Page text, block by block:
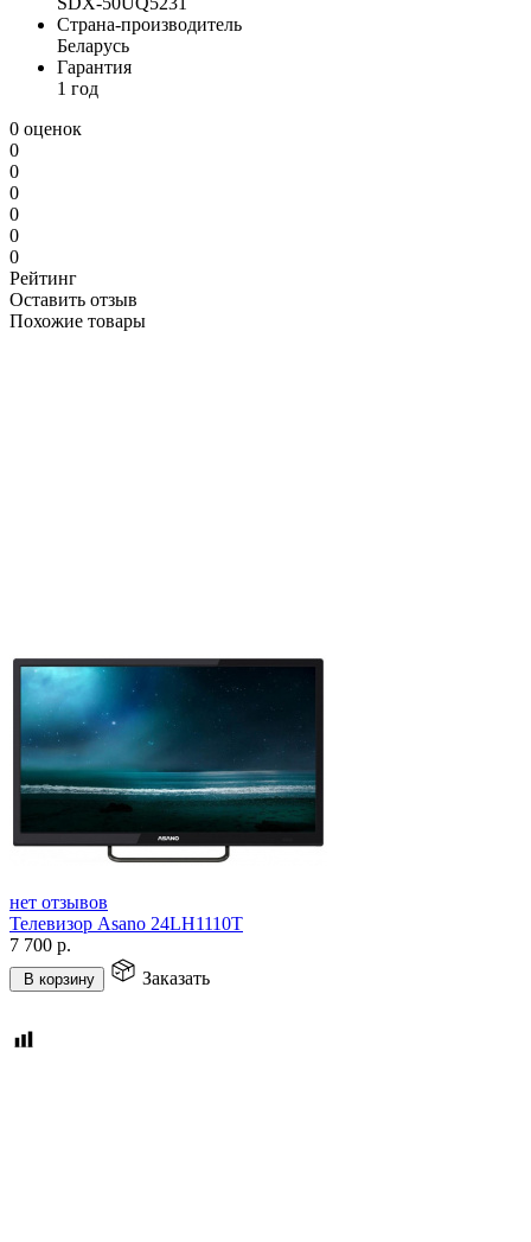
Страна-производитель
Беларусь
Гарантия
1 год
0 оценок
0
0
0
0
0
0
Рейтинг
Оставить отзыв
Похожие товары
нет отзывов
Телевизор Asano 24LH1110T
7 700 р.
В корзину Заказать